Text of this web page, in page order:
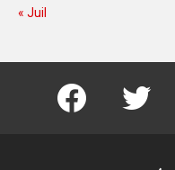
« Juil
facebook twitter